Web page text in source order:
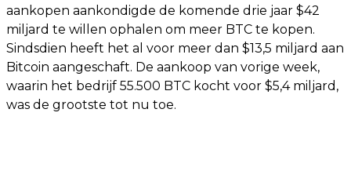
aankopen aankondigde de komende drie jaar $42
miljard te willen ophalen om meer BTC te kopen.
Sindsdien heeft het al voor meer dan $13,5 miljard aan
Bitcoin aangeschaft. De aankoop van vorige week,
waarin het bedrijf 55.500 BTC kocht voor $5,4 miljard,
was de grootste tot nu toe.